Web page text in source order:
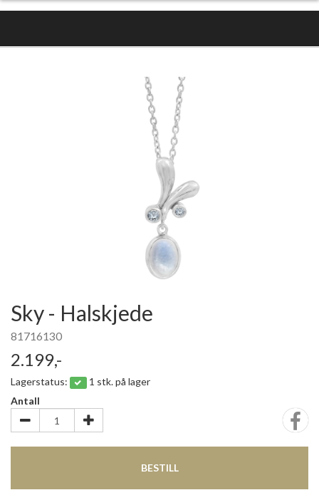
Sky - Halskjede
81716130
2.199,-
Lagerstatus:
1 stk. på lager
Antall
BESTILL